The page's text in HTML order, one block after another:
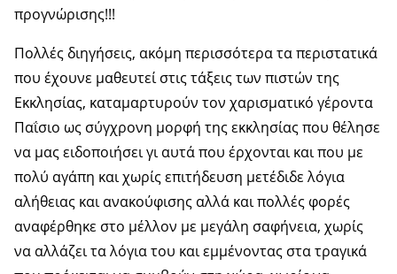
προγνώρισης!!!
Πολλές διηγήσεις, ακόμη περισσότερα τα περιστατικά
που έχουνε μαθευτεί στις τάξεις των πιστών της
Εκκλησίας, καταμαρτυρούν τον χαρισματικό γέροντα
Παΐσιο ως σύγχρονη μορφή της εκκλησίας που θέλησε
να μας ειδοποιήσει γι αυτά που έρχονται και που με
πολύ αγάπη και χωρίς επιτήδευση μετέδιδε λόγια
αλήθειας και ανακούφισης αλλά και πολλές φορές
αναφέρθηκε στο μέλλον με μεγάλη σαφήνεια, χωρίς
να αλλάζει τα λόγια του και εμμένοντας στα τραγικά